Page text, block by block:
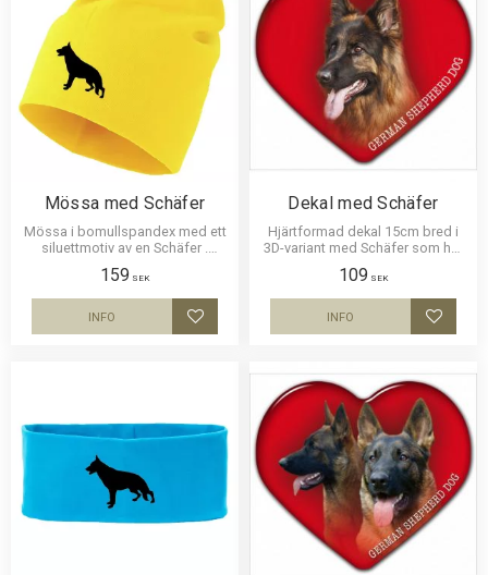
Mössa med Schäfer
Mössa i bomullspandex med ett
siluettmotiv av en Schäfer .
159 SEK
Lägg till i favoriter
INFO
Dekal med Schäfer
Hjärtformad dekal 15cm bred i
3D-variant med Schäfer som har
på bilruta m.m.
109 SEK
Lägg
INFO